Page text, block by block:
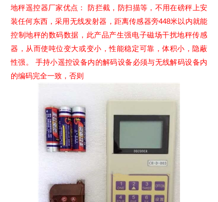
地秤遥控器厂家优点： 防拦截，防扫描等，不用在磅秤上安
装任何东西，采用无线发射器，距离传感器旁448米以内就能
控制地秤的数码数据，此产品产生强电子磁场干扰地秤传感
器，从而使吨位变大或变小，性能稳定可靠，体积小，隐蔽
性强。 手持小遥控设备内的解码设备必须与无线解码设备内
的编码完全一致，否则